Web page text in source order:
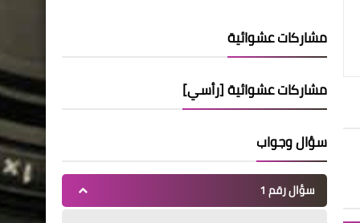
مشاركات عشوائية
مشاركات عشوائية [رأسي]
سؤال وجواب
سؤال رقم 1